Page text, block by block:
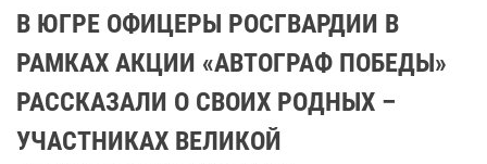
В ЮГРЕ ОФИЦЕРЫ РОСГВАРДИИ В
РАМКАХ АКЦИИ «АВТОГРАФ ПОБЕДЫ»
РАССКАЗАЛИ О СВОИХ РОДНЫХ –
УЧАСТНИКАХ ВЕЛИКОЙ